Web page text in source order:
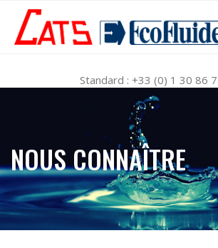
Standard : +33 (0) 1 30 86
NOUS CONNAÎTRE